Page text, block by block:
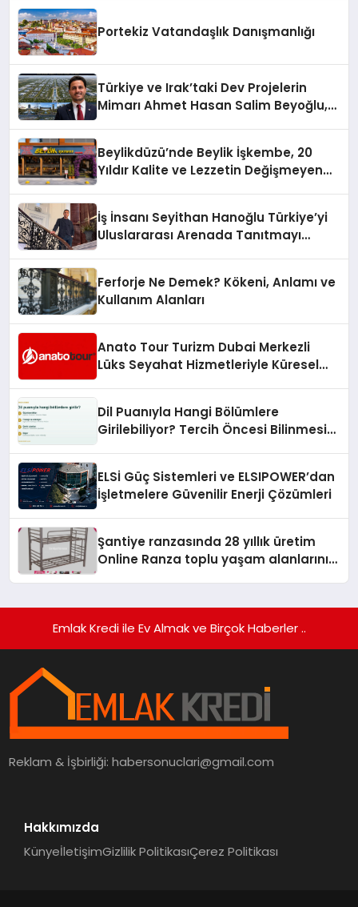
Portekiz Vatandaşlık Danışmanlığı
Türkiye ve Irak’taki Dev Projelerin
Mimarı Ahmet Hasan Salim Beyoğlu,
Hayata Geçirecek
Beylikdüzü’nde Beylik İşkembe, 20
Yıldır Kalite ve Lezzetin Değişmeyen
İş İnsanı Seyithan Hanoğlu Türkiye’yi
Uluslararası Arenada Tanıtmayı
Ferforje Ne Demek? Kökeni, Anlamı ve
Kullanım Alanları
Anato Tour Turizm Dubai Merkezli
Lüks Seyahat Hizmetleriyle Küresel
Dil Puanıyla Hangi Bölümlere
Girilebiliyor? Tercih Öncesi Bilinmesi
ELSİ Güç Sistemleri ve ELSIPOWER’dan
İşletmelere Güvenilir Enerji Çözümleri
Şantiye ranzasında 28 yıllık üretim
Online Ranza toplu yaşam alanlarını
Emlak Kredi ile Ev Almak ve Birçok Haberler ..
Reklam & İşbirliği:habersonuclari@gmail.com
Hakkımızda
KünyeİletişimGizlilik PolitikasıÇerez Politikası